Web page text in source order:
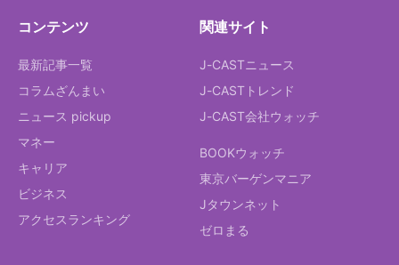
コンテンツ
最新記事一覧
コラムざんまい
ニュース pickup
マネー
キャリア
ビジネス
アクセスランキング
関連サイト
J-CASTニュース
J-CASTトレンド
J-CAST会社ウォッチ
BOOKウォッチ
東京バーゲンマニア
Jタウンネット
ゼロまる